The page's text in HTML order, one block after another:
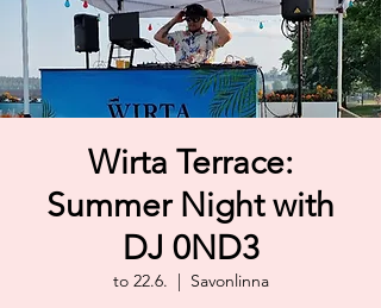
Wirta Terrace:
Summer Night with
DJ 0ND3
to 22.6.
  |
Savonlinna